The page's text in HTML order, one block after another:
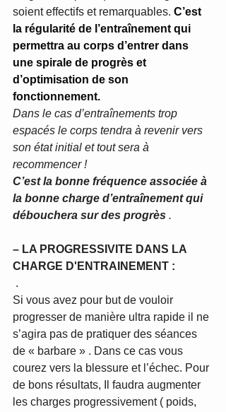
soient effectifs et remarquables. C’est
la régularité de l’entraînement qui
permettra au corps d’entrer dans
une spirale de progrès et
d’optimisation de son
fonctionnement.
Dans le cas d’entraînements trop
espacés le corps tendra à revenir vers
son état initial et tout sera à
recommencer !
C’est la bonne fréquence associée à
la bonne charge d’entraînement qui
débouchera sur des progrès .
– LA PROGRESSIVITE DANS LA
CHARGE D'ENTRAINEMENT :
.
Si vous avez pour but de vouloir
progresser de manière ultra rapide il ne
s’agira pas de pratiquer des séances
de « barbare » . Dans ce cas vous
courez vers la blessure et l’échec. Pour
de bons résultats, Il faudra augmenter
les charges progressivement ( poids,